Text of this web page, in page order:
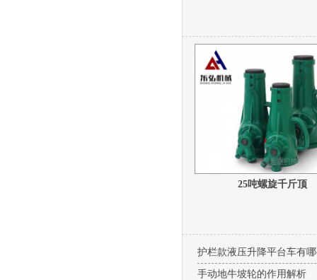
25吨螺旋千斤顶
护栏款液压升降平台车有
手动地牛坡轮的作用解析